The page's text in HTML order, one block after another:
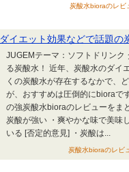
炭酸水bioraのレ
ダイエット効果などで話題の
JUGEMテーマ：ソフトドリン
る炭酸水！ 近年、炭酸水のダイ
くの炭酸水が存在するなかで、
が、おすすめは圧倒的にbioraで
の強炭酸水bioraのレビューをま
炭酸が強い ・爽やかな味で美味
いる [否定的意見] ・炭酸は...
炭酸水bioraのレビ